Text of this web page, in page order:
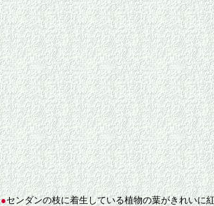
●センダンの枝に着生している植物の葉がきれいに